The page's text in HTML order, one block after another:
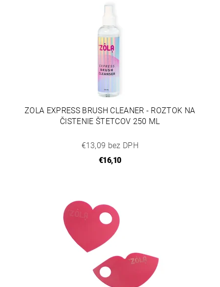
ZOLA EXPRESS BRUSH CLEANER - ROZTOK NA
ČISTENIE ŠTETCOV 250 ML
€13,09 bez DPH
€16,10